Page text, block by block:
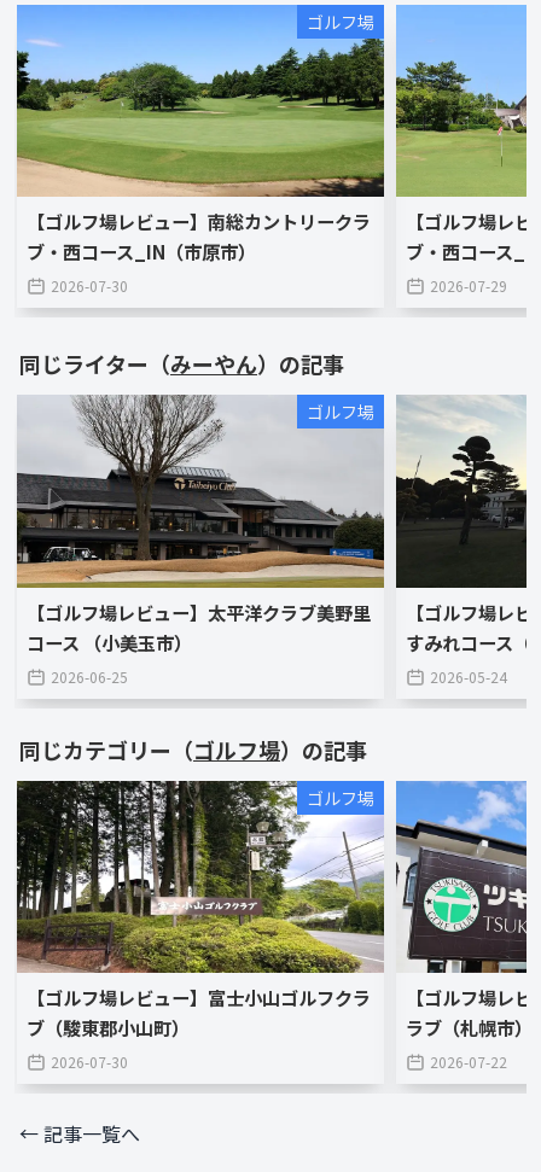
ゴルフ場
【ゴルフ場レビュー】南総カントリークラ
ブ・西コース_IN（市原市）
2026-07-30
【ゴルフ場レ
ブ・西コース
2026-07-29
同じライター（みーやん）の記事
ゴルフ場
【ゴルフ場レビュー】太平洋クラブ美野里
コース （小美玉市）
2026-06-25
【ゴルフ場レ
すみれコース（
2026-05-24
同じカテゴリー（ゴルフ場）の記事
ゴルフ場
【ゴルフ場レビュー】富士小山ゴルフクラ
ブ（駿東郡小山町）
2026-07-30
【ゴルフ場レ
ラブ（札幌市）
2026-07-22
← 記事一覧へ